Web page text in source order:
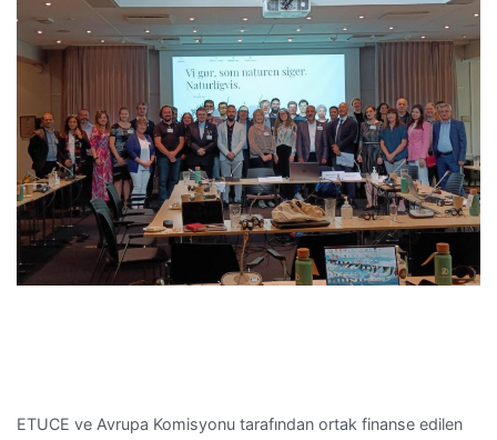
ETUCE ve Avrupa Komisyonu tarafından ortak finanse edilen